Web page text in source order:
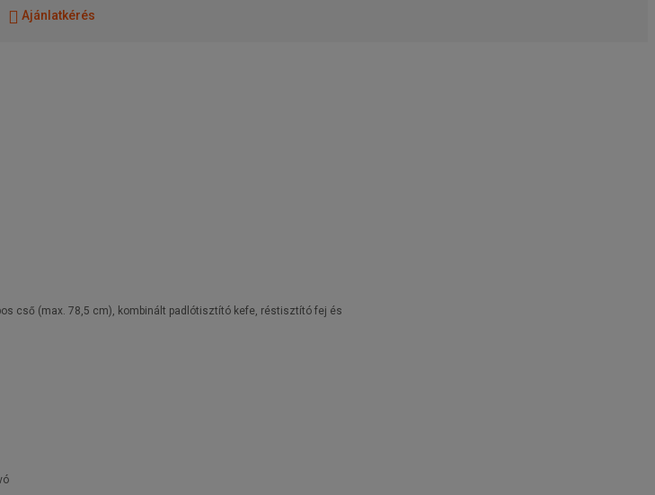
Ajánlatkérés
cső (max. 78,5 cm), kombinált padlótisztító kefe, réstisztító fej és